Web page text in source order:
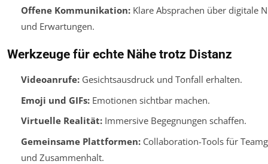
Offene Kommunikation:Klare Absprachen über digitale
und Erwartungen.
Werkzeuge für echte Nähe trotz Distanz
Videoanrufe:Gesichtsausdruck und Tonfall erhalten.
Emoji und GIFs:Emotionen sichtbar machen.
Virtuelle Realität:Immersive Begegnungen schaffen.
Gemeinsame Plattformen:Collaboration-Tools für
und Zusammenhalt.